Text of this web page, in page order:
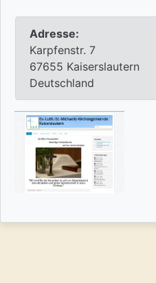
Adresse:
Karpfenstr. 7
67655 Kaiserslautern
Deutschland